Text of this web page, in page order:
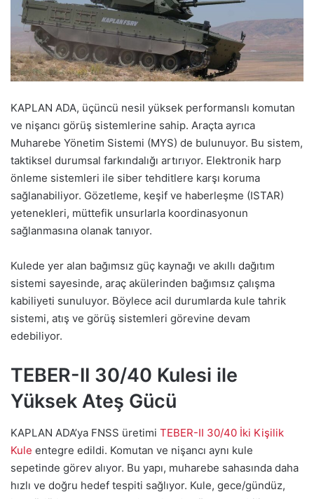
KAPLAN ADA, üçüncü nesil yüksek performanslı komutan
ve nişancı görüş sistemlerine sahip. Araçta ayrıca
Muharebe Yönetim Sistemi (MYS) de bulunuyor. Bu sistem,
taktiksel durumsal farkındalığı artırıyor. Elektronik harp
önleme sistemleri ile siber tehditlere karşı koruma
sağlanabiliyor. Gözetleme, keşif ve haberleşme (ISTAR)
yetenekleri, müttefik unsurlarla koordinasyonun
sağlanmasına olanak tanıyor.
Kulede yer alan bağımsız güç kaynağı ve akıllı dağıtım
sistemi sayesinde, araç akülerinden bağımsız çalışma
kabiliyeti sunuluyor. Böylece acil durumlarda kule tahrik
sistemi, atış ve görüş sistemleri görevine devam
edebiliyor.
TEBER-II 30/40 Kulesi ile
Yüksek Ateş Gücü
KAPLAN ADA’ya FNSS üretimi TEBER-II 30/40 İki Kişilik
Kule entegre edildi. Komutan ve nişancı aynı kule
sepetinde görev alıyor. Bu yapı, muharebe sahasında daha
hızlı ve doğru hedef tespiti sağlıyor. Kule, gece/gündüz,